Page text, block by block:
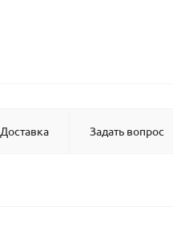
Доставка Задать вопрос